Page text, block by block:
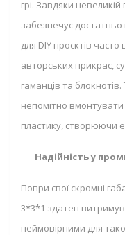
грі. Завдяки
забезпечує достатньо
для DIY проєктів
авторських прикрас,
гаманців та
непомітно
пластику, створюючи
Надійність у
Попри свої скромні
3*3*1 здатен
неймовірними для